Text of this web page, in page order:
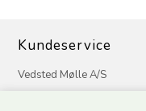
Kundeservice
Vedsted Mølle A/S